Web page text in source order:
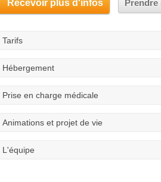
Recevoir plus d'infos Prendre
Tarifs
Hébergement
Prise en charge médicale
Animations et projet de vie
L'équipe